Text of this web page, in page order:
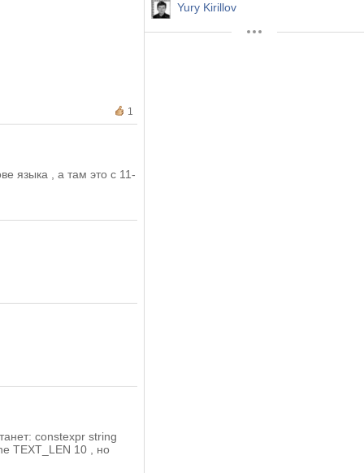
Yury Kirillov
1
языка , а там это с 11-
constexpr string
TEXT_LEN 10 , но